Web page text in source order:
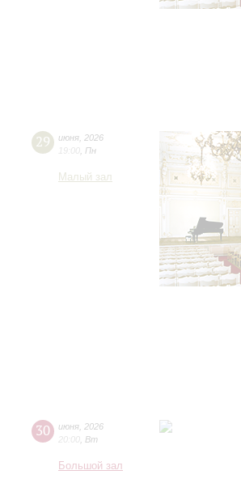
29 июня 2026
19:00 Пн
Малый зал
30 июня 2026
20:00 Вт
Большой зал